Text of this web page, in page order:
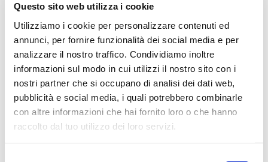
Questo sito web utilizza i cookie
Utilizziamo i cookie per personalizzare contenuti ed
annunci, per fornire funzionalità dei social media e per
analizzare il nostro traffico. Condividiamo inoltre
informazioni sul modo in cui utilizzi il nostro sito con i
nostri partner che si occupano di analisi dei dati web,
pubblicità e social media, i quali potrebbero combinarle
con altre informazioni che hai fornito loro o che hanno
raccolto dal tuo utilizzo dei loro servizi.
Lo annunciano, a funerali avvenuti, il figlio MARCO, la nuora
ULLA, la nipotina LAURA.
Reggio Emilia, 20 Dicembre 2014
CONDIVIDI